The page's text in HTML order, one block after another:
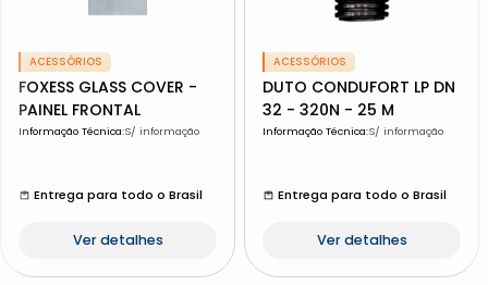
ACESSÓRIOS
FOXESS GLASS COVER -
PAINEL FRONTAL
Informação Técnica:S/ informação
Entrega para todo o Brasil
Ver detalhes
ACESSÓRIOS
DUTO CONDUFORT LP DN
32 - 320N - 25 M
Informação Técnica:S/ informação
Entrega para todo o Brasil
Ver detalhes